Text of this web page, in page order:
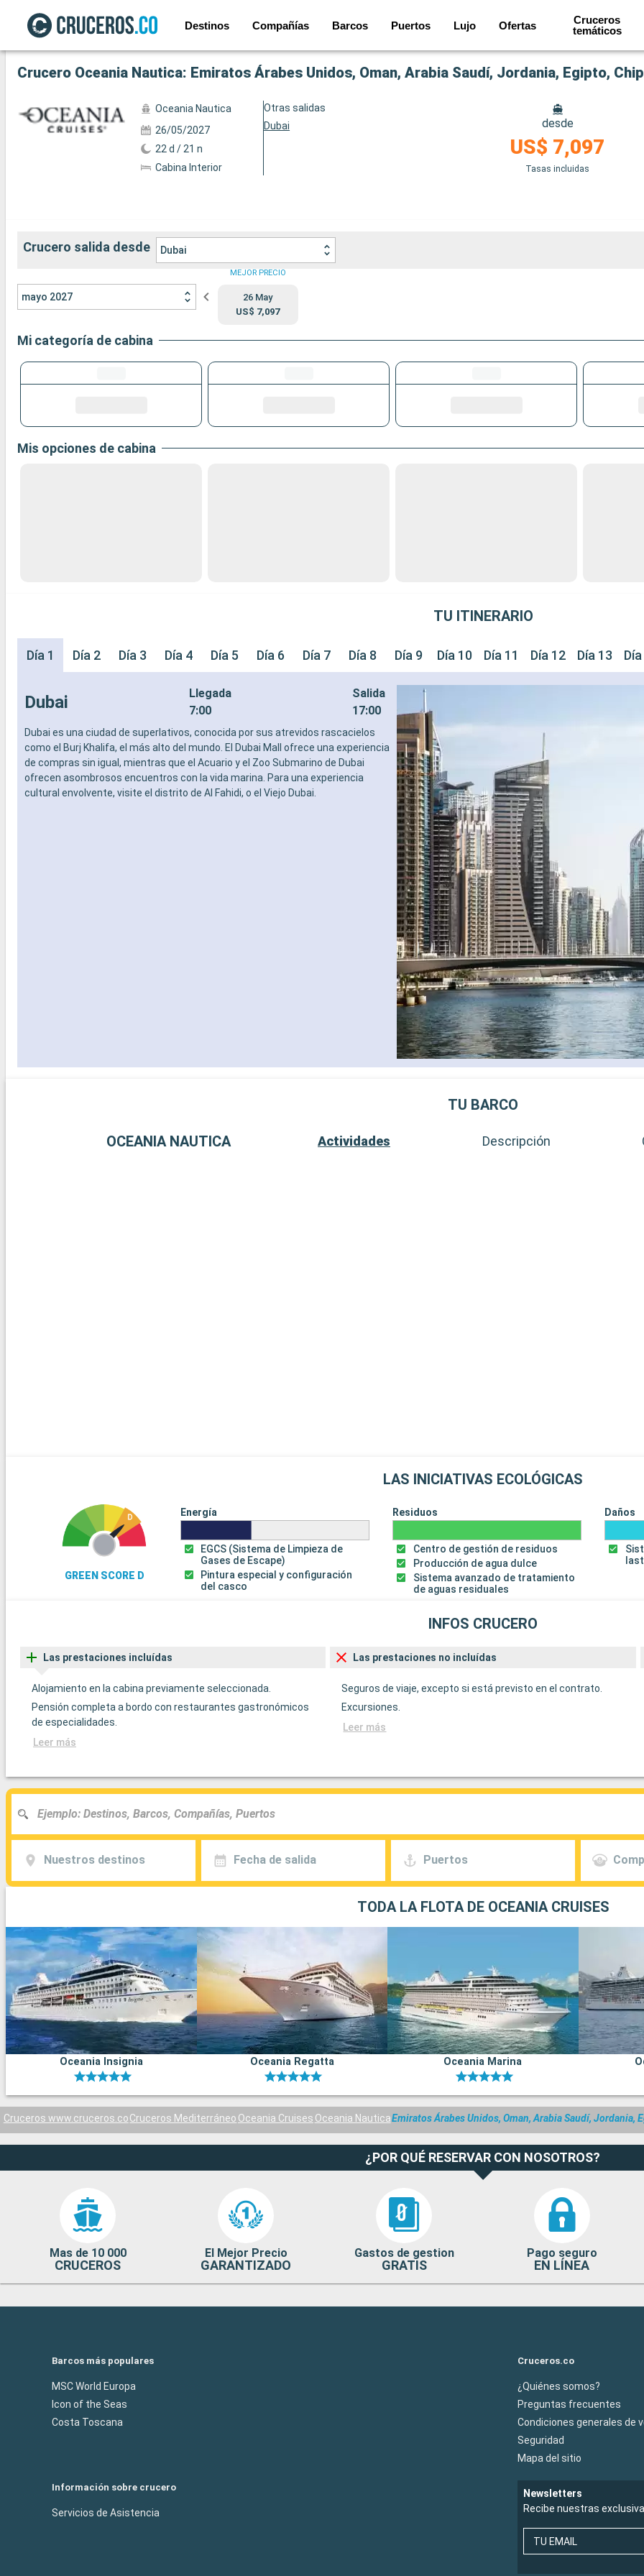
Destinos Compañías Barcos Puertos Lujo Ofertas
Cruceros
temáticos
Ver las 41 fotos siguientes
Crucero Oceania Nautica: Emiratos Árabes Unidos, Oman, Arabia Saudí, Jordania, Egipto,
Oceania Nautica
26/05/2027
22 d / 21 n
Cabina Interior
Otras salidas
Dubai
desde
US$ 7,097
Tasas incluidas
Crucero salida desde Dubai
mayo 2027
MEJOR PRECIO
26 May
US$ 7,097
Mi categoría de cabina
Mis opciones de cabina
TU ITINERARIO
Día 1 Día 2 Día 3 Día 4 Día 5 Día 6 Día 7 Día 8 Día 9 Día 10 Día 11 Día 12 Día 13
Dubai
Llegada
7:00
Salida
17:00
Dubai es una ciudad de superlativos, conocida por sus atrevidos rascacielos
como el Burj Khalifa, el más alto del mundo. El Dubai Mall ofrece una experiencia
de compras sin igual, mientras que el Acuario y el Zoo Submarino de Dubai
ofrecen asombrosos encuentros con la vida marina. Para una experiencia
cultural envolvente, visite el distrito de Al Fahidi, o el Viejo Dubai.
TU BARCO
OCEANIA NAUTICA Actividades Descripción
LAS INICIATIVAS ECOLÓGICAS
GREEN SCORE D
Energía
EGCS (Sistema de Limpieza de
Gases de Escape)
Pintura especial y configuración
del casco
Residuos
Centro de gestión de residuos
Producción de agua dulce
Sistema avanzado de tratamiento
de aguas residuales
Daños
INFOS CRUCERO
Las prestaciones incluídas
Alojamiento en la cabina previamente seleccionada.
Pensión completa a bordo con restaurantes gastronómicos
de especialidades.
Leer más
Las prestaciones no incluídas
Seguros de viaje, excepto si está previsto en el contrato.
Excursiones.
Leer más
Nuestros destinos Fecha de salida Puertos
TODA LA FLOTA DE OCEANIA CRUISES
Oceania Insignia Oceania Regatta Oceania Marina
Cruceros www.cruceros.coCruceros Mediterráneo Oceania Cruises Oceania NauticaEmiratos Árabes Unidos, Oman, Arabia Saudí, Jordania,
¿POR QUÉ RESERVAR CON NOSOTROS?
Mas de 10 000
CRUCEROS
El Mejor Precio
GARANTIZADO
Gastos de gestion
GRATIS
Pago seguro
EN LÍNEA
Barcos más populares
MSC World Europa
Icon of the Seas
Costa Toscana
Cruceros.co
¿Quiénes somos?
Preguntas frecuentes
Condiciones generales de
Seguridad
Mapa del sitio
Información sobre crucero
Servicios de Asistencia
Newsletters
Recibe nuestras
TU EMAIL